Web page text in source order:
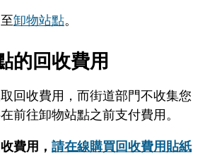
卸物站點。
的回收費用
回收費用，而街道部門不收集您
前往卸物站點之前支付費用。
費用， 請在線購買回收費用貼紙